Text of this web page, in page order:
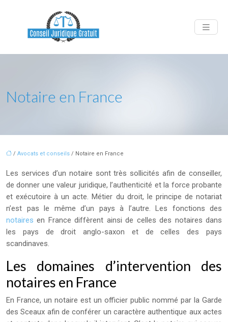
Notaire en France
/ Avocats et conseils / Notaire en France
Les services d’un notaire sont très sollicités afin de conseiller,
de donner une valeur juridique, l’authenticité et la force probante
et exécutoire à un acte. Métier du droit, le principe de notariat
n’est pas le même d’un pays à l’autre. Les fonctions des
notaires en France diffèrent ainsi de celles des notaires dans
les pays de droit anglo-saxon et de celles des pays
scandinaves.
Les domaines d’intervention des
notaires en France
En France, un notaire est un officier public nommé par la Garde
des Sceaux afin de conférer un caractère authentique aux actes